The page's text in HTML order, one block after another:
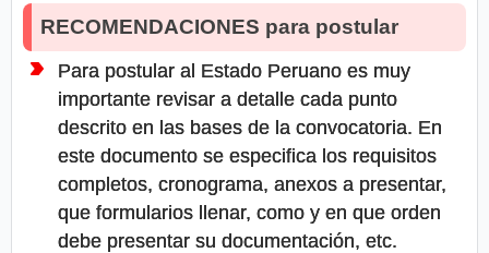
RECOMENDACIONES para postular
Para postular al Estado Peruano es muy
importante revisar a detalle cada punto
descrito en las bases de la convocatoria. En
este documento se especifica los requisitos
completos, cronograma, anexos a presentar,
que formularios llenar, como y en que orden
debe presentar su documentación, etc.